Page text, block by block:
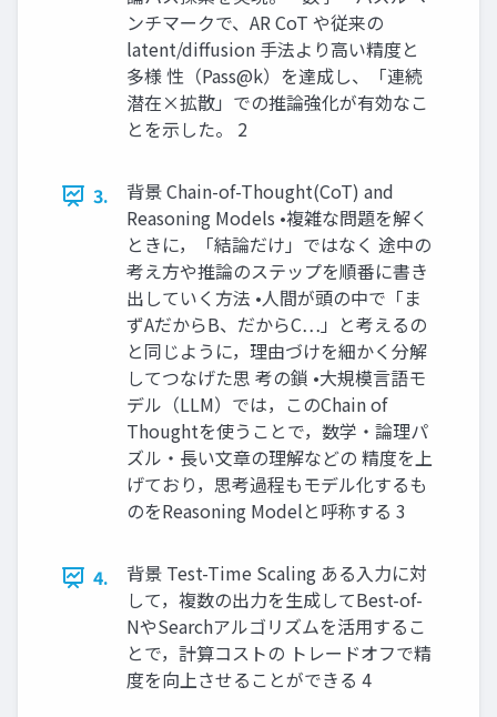
ンチマークで、AR CoT や従来の
latent/diffusion 手法より高い精度と
多様 性（Pass@k）を達成し、「連続
潜在×拡散」での推論強化が有効なこ
とを示した。 2
3.
背景 Chain-of-Thought(CoT) and
Reasoning Models •複雑な問題を解く
ときに，「結論だけ」ではなく 途中の
考え方や推論のステップを順番に書き
出していく方法 •人間が頭の中で「ま
ずAだからB、だからC…」と考えるの
と同じように，理由づけを細かく分解
してつなげた思 考の鎖 •大規模言語モ
デル（LLM）では，このChain of
Thoughtを使うことで，数学・論理パ
ズル・長い文章の理解などの 精度を上
げており，思考過程もモデル化するも
のをReasoning Modelと呼称する 3
4.
背景 Test-Time Scaling ある入力に対
して，複数の出力を生成してBest-of-
NやSearchアルゴリズムを活用するこ
とで，計算コストの トレードオフで精
度を向上させることができる 4